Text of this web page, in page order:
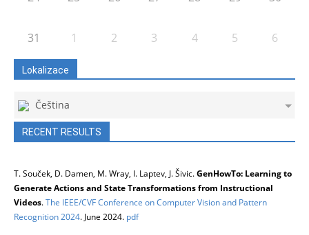
31 1 2 3 4 5 6
Lokalizace
Čeština
RECENT RESULTS
T. Souček, D. Damen, M. Wray, I. Laptev, J. Šivic.GenHowTo: Learning to
Generate Actions and State Transformations from Instructional
Videos.The IEEE/CVF Conference on Computer Vision and Pattern
Recognition 2024. June 2024. pdf